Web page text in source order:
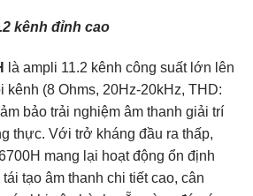
kênh đỉnh cao
là ampli 11.2 kênh công suất lớn lên
kênh (8 Ohms, 20Hz-20kHz, THD:
bảo trải nghiệm âm thanh giải trí
thực. Với trở kháng đầu ra thấp,
mang lại hoạt động ổn định
tạo âm thanh chi tiết cao, cân